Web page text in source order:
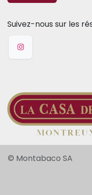
Suivez-nous sur les
©